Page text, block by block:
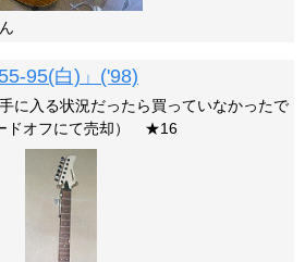
95(白)」('98)
に入る状況だったら買っていなかったで
ドオフにて売却） ★16